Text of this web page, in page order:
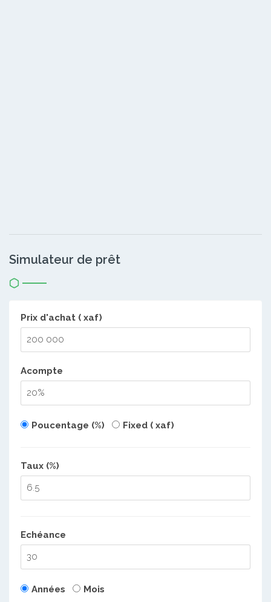
Simulateur de prêt
Prix d'achat ( xaf)
Acompte
Poucentage (%) Fixed ( xaf)
Taux (%)
Echéance
Années Mois